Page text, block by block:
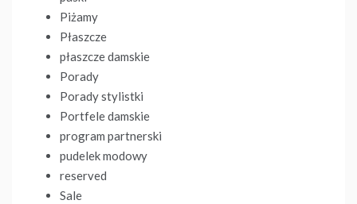
Piżamy
Płaszcze
płaszcze damskie
Porady
Porady stylistki
Portfele damskie
program partnerski
pudelek modowy
reserved
Sale